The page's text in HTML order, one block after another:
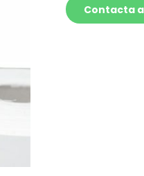
Contacta